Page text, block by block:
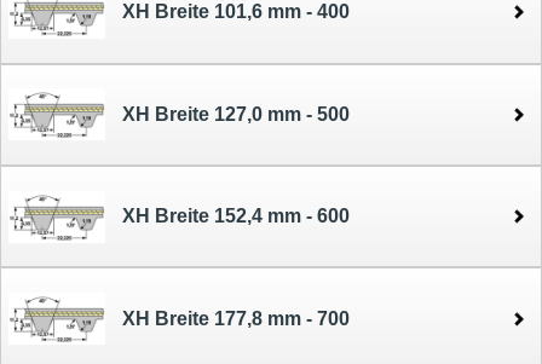
XH Breite 101,6 mm - 400
XH Breite 127,0 mm - 500
XH Breite 152,4 mm - 600
XH Breite 177,8 mm - 700